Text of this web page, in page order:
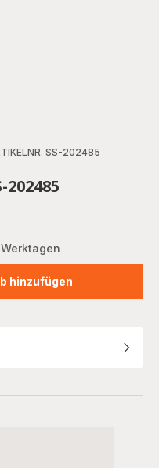
SS-202485
hinzufügen